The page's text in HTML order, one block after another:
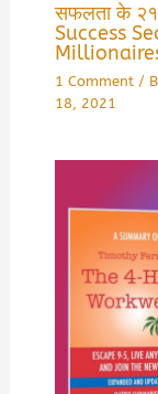
सफलता के २१
Success
1 Comment /
18, 2021